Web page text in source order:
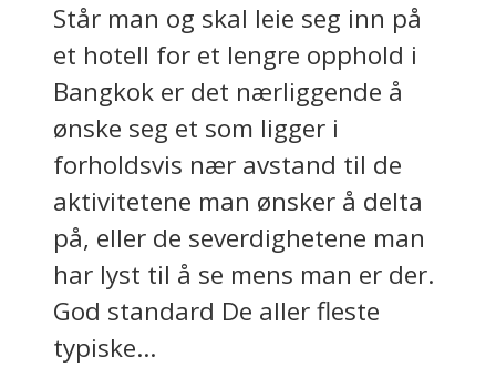
Står man og skal leie seg inn på
et hotell for et lengre opphold i
Bangkok er det nærliggende å
ønske seg et som ligger i
forholdsvis nær avstand til de
aktivitetene man ønsker å delta
på, eller de severdighetene man
har lyst til å se mens man er der.
God standard De aller fleste
typiske...